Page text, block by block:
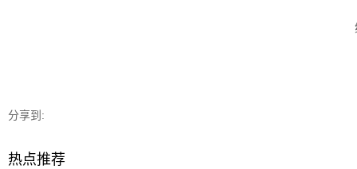
分享到:
热点推荐